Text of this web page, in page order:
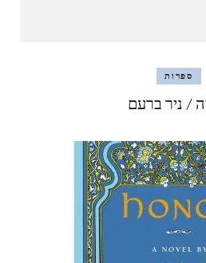
ספרות
/ ניר ברעם